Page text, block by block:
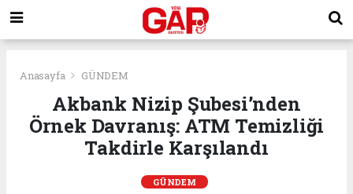
Anasayfa GÜNDEM
Akbank Nizip Şubesi’nden
Örnek Davranış: ATM Temizliği
Takdirle Karşılandı
GÜNDEM